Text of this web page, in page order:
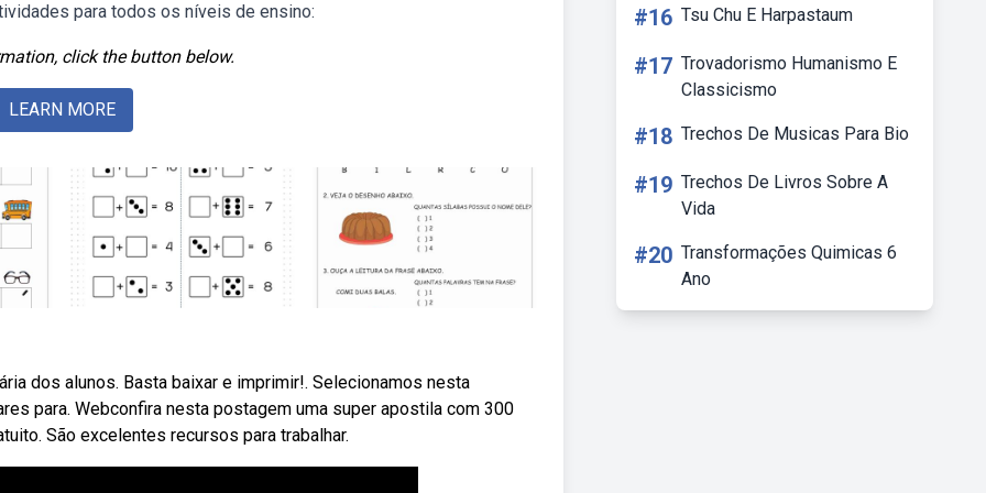
para todos os níveis de ensino:
click the button below.
LEARN MORE
dos alunos. Basta baixar e imprimir!. Selecionamos nesta
para. Webconfira nesta postagem uma super apostila com 300
São excelentes recursos para trabalhar.
#16 Tsu Chu E Harpastaum
#17 Trovadorismo Humanismo E
Classicismo
#18 Trechos De Musicas Para Bio
#19 Trechos De Livros Sobre A
Vida
#20 Transformações Quimicas 6
Ano